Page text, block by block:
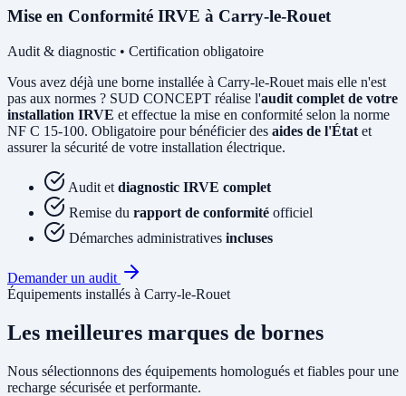
Mise en Conformité IRVE à Carry-le-Rouet
Audit & diagnostic • Certification obligatoire
Vous avez déjà une borne installée à Carry-le-Rouet mais elle n'est
pas aux normes ? SUD CONCEPT réalise l'audit complet de votre
installation IRVE et effectue la mise en conformité selon la norme
NF C 15-100. Obligatoire pour bénéficier des aides de l'État et
assurer la sécurité de votre installation électrique.
Audit et diagnostic IRVE complet
Remise du rapport de conformité officiel
Démarches administratives incluses
Demander un audit
Équipements installés à Carry-le-Rouet
Les meilleures marques de bornes
Nous sélectionnons des équipements homologués et fiables pour une
recharge sécurisée et performante.